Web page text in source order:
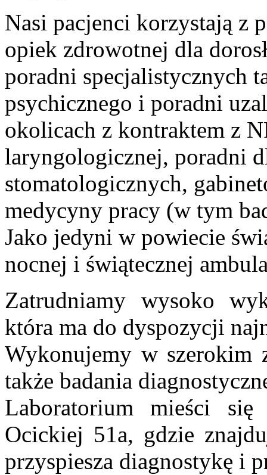
Nasi pacjenci korzystają z
opiek zdrowotnej dla
poradni specjalistycznych
psychicznego i poradni
okolicach z kontraktem z
laryngologicznej, poradni
stomatologicznych,
medycyny pracy (w tym
Jako jedyni w powiecie
nocnej i świątecznej
Zatrudniamy wysoko
która ma do dyspozycji
Wykonujemy w szerokim
także badania
Laboratorium mieści
Ocickiej 51a, gdzie
przyspiesza diagnostykę i